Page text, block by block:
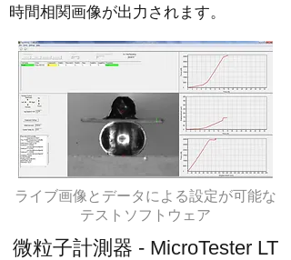
時間相関画像が出力されます。
ライブ画像とデータによる設定が可能な
テストソフトウェア
微粒子計測器 - MicroTester LT